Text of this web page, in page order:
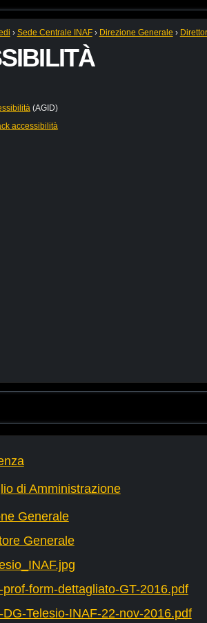
› Sede Centrale INAF › Direzione Generale ›
(AGID)
accessibilità
di Amministrazione
Generale
Generale
prof-form-dettagliato-GT-2016.pdf
DG-Telesio-INAF-22-nov-2016.pdf